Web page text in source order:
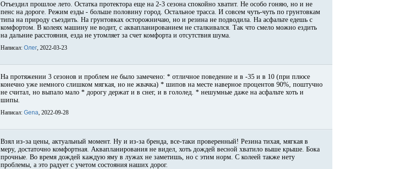
Отъездил прошлое лето. Остатка протектора еще на 2-3 сезона спокойно хватит. Не особо гоняю, но и не
пенс на дороге. Режим езды - больше половину город. Остальное трасса. И совсем чуть-чуть по грунтовкам
типа на природу съездить. На грунтовках осторожничаю, но и резина не подводила. На асфальте едешь с
комфортом. В колеях машину не водит, с аквапланированием не сталкивался. Так что смело можно ездить
на дальние расстояния, езда не утомляет за счет комфорта и отсутствия шума.
Написал: Олег, 2022-03-23
На протяжении 3 сезонов и проблем не было замечено: * отличное поведение и в -35 и в 10 (при плюсе
конечно уже немного слишком мягкая, но не жвачка) * шипов на месте наверное процентов 90%, поштучно
не считал, но выпало мало * дорогу держат и в снег, и в гололед. * нешумные даже на асфальте хоть и
шипы.
Написал: Gena, 2022-09-28
Взял из-за цены, актуальный момент. Ну и из-за бренда, все-таки проверенный! Резина тихая, мягкая в
меру, достаточно комфортная. Аквапланирования не видел, хоть дождей весной хватило выше крыше. Бока
прочные. Во время дождей каждую яму в лужах не заметишь, но с этим норм. С колеей также нету
проблемы, а это радует с учетом состояния наших дорог.